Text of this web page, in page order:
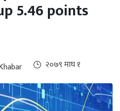
5.46 points
२०७९ माघ १